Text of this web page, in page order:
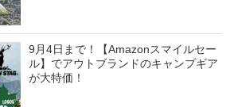
9月4日まで！【Amazonスマイルセー
ル】でアウトブランドのキャンプギア
が大特価！